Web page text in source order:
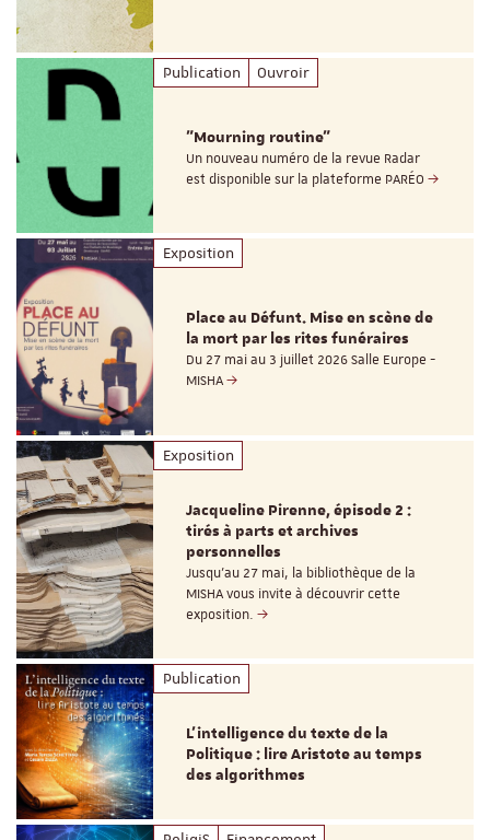
Publication Ouvroir
"Mourning routine"
Un nouveau numéro de la revue Radar
est disponible sur la plateforme PARÉO
Exposition
Place au Défunt. Mise en scène de
la mort par les rites funéraires
Du 27 mai au 3 juillet 2026 Salle Europe -
MISHA
Exposition
Jacqueline Pirenne, épisode 2 :
tirés à parts et archives
personnelles
Jusqu’au 27 mai, la bibliothèque de la
MISHA vous invite à découvrir cette
exposition.
Publication
L’intelligence du texte de la
Politique : lire Aristote au temps
des algorithmes